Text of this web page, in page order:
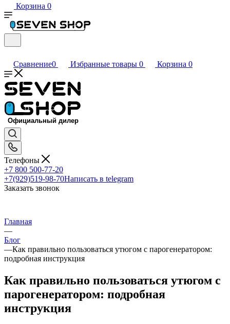
Корзина 0
Сравнение0 Избранные товары 0 Корзина 0
Телефоны
+7 800 500-77-20
+7(929)519-98-70Написать в telegram
Заказать звонок
Главная
—
Блог
—Как правильно пользоваться утюгом с парогенератором:
подробная инструкция
Как правильно пользоваться утюгом с
парогенератором: подробная
инструкция